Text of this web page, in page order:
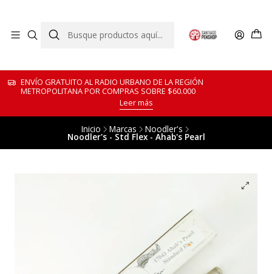
ENVÍO GRATUITO AL RADIO URBANO DE LA REGIÓN
METROPOLITANA POR COMPRAS SOBRE $60.000
Leer más
Inicio Marcas Noodler's
Noodler's - Std Flex - Ahab's Pearl